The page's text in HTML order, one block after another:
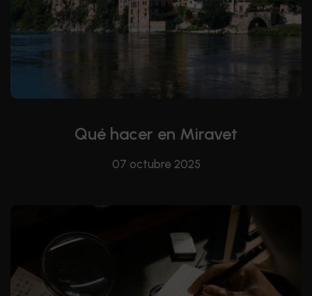
Qué hacer en Miravet
07 octubre 2025